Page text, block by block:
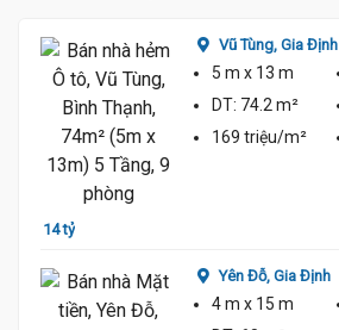
14 tỷ
Vũ Tùng, Gia Định
5 m x 13 m
DT: 74.2 m²
169 triệu/m²
Yên Đỗ, Gia Định
4 m x 15 m